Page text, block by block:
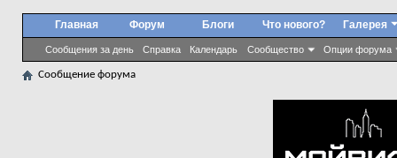
Главная Форум
Сообщения за день Справка Календарь Сообщество Опции форума
Блоги Что нового? Галерея
Сообщение форума